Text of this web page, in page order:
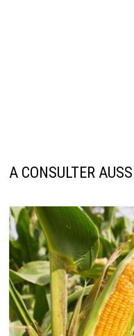
A CONSULTER